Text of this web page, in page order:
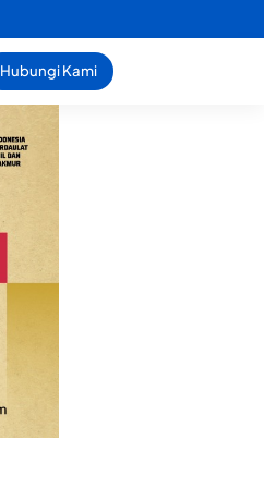
Hubungi Kami